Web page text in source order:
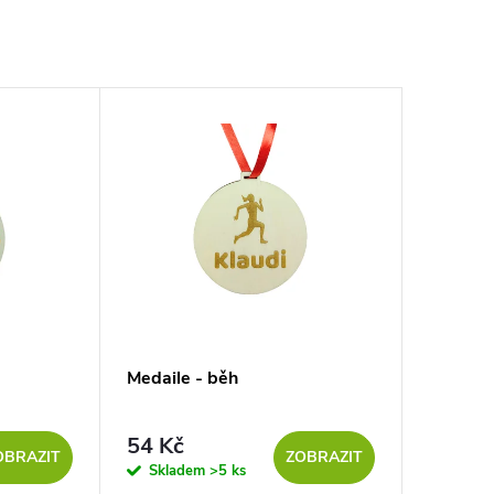
Medaile - běh
54 Kč
Skladem >5 ks
ZOBRAZIT